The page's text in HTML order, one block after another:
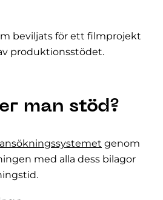
beviljats för ett filmprojekt
produktionsstödet.
man stöd?
ansökningssystemet genom
med alla dess bilagor